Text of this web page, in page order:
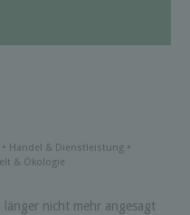
Handel & Dienstleistung •
& Ökologie
nicht mehr angesagt